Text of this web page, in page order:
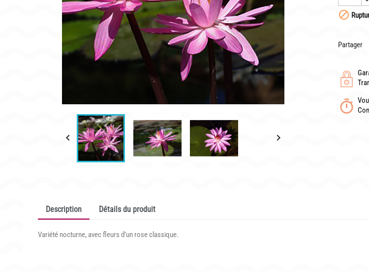
CONDITIONNEMENT, GARANTIES ET DÉLAIS DE LIVRAISON
 

Partager
Description Détails du produit
Variété nocturne, avec fleurs d’un rose classique.